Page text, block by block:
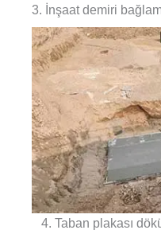
3. İnşaat demiri
4. Taban plakası